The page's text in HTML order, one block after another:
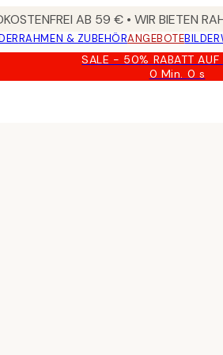
AB 59 € • WIR BIETEN
RAHMEN & ZUBEHÖRANGEBOTE
SALE - 50% RABATT AUF
0 Min. 0 s
Gültig